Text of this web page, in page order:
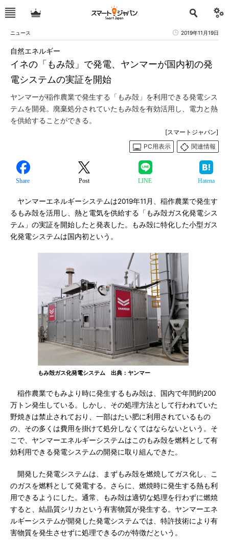
ニュース 2019年11月19日
イネの「もみ殻」で発電、ヤンマーが国内初の発
電システムの実証を開始
自然エネルギー
ヤンマーが稲作農業で発生する「もみ殻」を利用できる発電シス
テムを開発。廃棄処分されていたもみ殻を有効活用し、電力と熱
を供給することができる。
[スマートジャパン]
PC用表示
関連情報
Share Post LINE Hatena
ヤンマーエネルギーシステムは2019年11月、稲作農業で発生す
るもみ殻を活用し、熱と電気を供給する「もみ殻ガス化発電シス
テム」の実証を開始したと発表した。もみ殻に特化した小型ガス
化発電システムは国内初という。
もみ殻ガス化発電システム 出典：ヤンマー
稲作農業でもみより時に発生するもみ殻は、国内で年間約200
万トン発生している。しかし、その処理方法として行われていた
野焼きは禁止されており、一部はたい肥に利用されているもの
の、その多くは費用を掛けて処分しなくてはならないという。そ
こで、ヤンマーエネルギーシステムはこのもみ殻を燃料として有
効利用できる発電システムの開発に取り組んできた。
開発した発電システムは、まずもみ殻を燃焼してガス化し、こ
のガスを燃料として発電する。さらに、燃焼時に発生する熱も利
用できるようにした。通常、もみ殻は適切な処理を行わずに燃焼
すると、結晶質シリカという有害物質が発生する。ヤンマーエネ
ルギーシステムが開発した発電システムでは、特許技術により有
害物質を発生させずに処理できるのが特徴だという。